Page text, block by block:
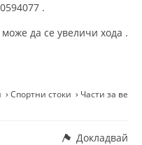
.
да се увеличи хода .
Спортни стоки Части за
Докладвай